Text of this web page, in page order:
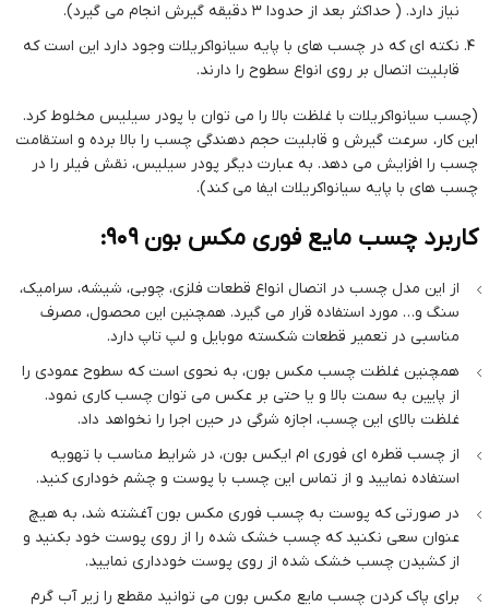
نیاز دارد. ( حداکثر بعد از حدودا 3 دقیقه گیرش انجام می گیرد).
نکته ای که در چسب های با پایه سیانواکریلات وجود دارد این است که
قابلیت اتصال بر روی انواع سطوح را دارند.
(چسب سیانواکریلات با غلظت بالا را می توان با پودر سیلیس مخلوط کرد.
این کار، سرعت گیرش و قابلیت حجم دهندگی چسب را بالا برده و استقامت
چسب را افزایش می دهد. به عبارت دیگر پودر سیلیس، نقش فیلر را در
چسب های با پایه سیانواکریلات ایفا می کند).
کاربرد چسب مایع فوری مکس بون 909:
از این مدل چسب در اتصال انواع قطعات فلزی، چوبی، شیشه، سرامیک،
سنگ و… مورد استفاده قرار می گیرد. همچنین این محصول، مصرف
مناسبی در تعمیر قطعات شکسته موبایل و لپ تاپ دارد.
همچنین غلظت چسب مکس بون، به نحوی است که سطوح عمودی را
از پایین به سمت بالا و یا حتی بر عکس می توان چسب کاری نمود.
غلظت بالای این چسب، اجازه شرگی در حین اجرا را نخواهد داد.
از چسب قطره ای فوری ام ایکس بون، در شرایط مناسب با تهویه
استفاده نمایید و از تماس این چسب با پوست و چشم خوداری کنید.
در صورتی که پوست به چسب فوری مکس بون آغشته شد، به هیچ
عنوان سعی نکنید که چسب خشک شده را از روی پوست خود بکنید و
از کشیدن چسب خشک شده از روی پوست خودداری نمایید.
برای پاک کردن چسب مایع مکس بون می توانید مقطع را زیر آب گرم